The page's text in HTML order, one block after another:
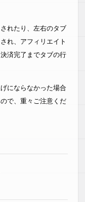
れたり、左右のタブ
れ、アフィリエイト
済完了までタブの行
にならなかった場合
で、重々ご注意くだ